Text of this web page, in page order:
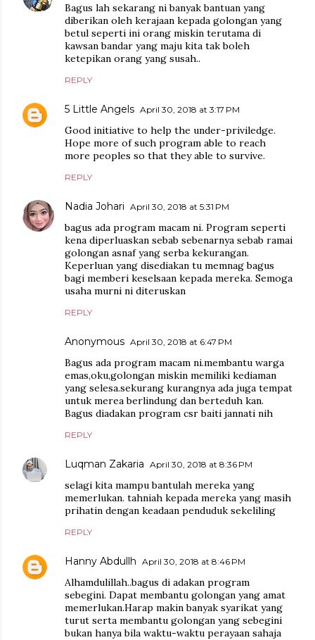
Bagus lah sekarang ni banyak bantuan yang
diberikan oleh kerajaan kepada golongan yang
betul seperti ini orang miskin terutama di
kawsan bandar yang maju kita tak boleh
ketepikan orang yang susah..
REPLY
5 Little Angels April 30, 2018 at 3:17 PM
Good initiative to help the under-priviledge.
Hope more of such program able to reach
more peoples so that they able to survive.
REPLY
Nadia Johari April 30, 2018 at 5:31 PM
bagus ada program macam ni. Program seperti
kena diperluaskan sebab sebenarnya sebab ramai
golongan asnaf yang serba kekurangan.
Keperluan yang disediakan tu memnag bagus
bagi memberi keselsaan kepada mereka. Semoga
usaha murni ni diteruskan
REPLY
Anonymous April 30, 2018 at 6:47 PM
Bagus ada program macam ni.membantu warga
emas,oku,golongan miskin memiliki kediaman
yang selesa.sekurang kurangnya ada juga tempat
untuk merea berlindung dan berteduh kan.
Bagus diadakan program csr baiti jannati nih
REPLY
Luqman Zakaria April 30, 2018 at 8:36 PM
selagi kita mampu bantulah mereka yang
memerlukan. tahniah kepada mereka yang masih
prihatin dengan keadaan penduduk sekeliling
REPLY
Hanny Abdullh April 30, 2018 at 8:46 PM
Alhamdulillah..bagus di adakan program
sebegini. Dapat membantu golongan yang amat
memerlukan.Harap makin banyak syarikat yang
turut serta membantu golongan yang sebegini
bukan hanya bila waktu-waktu perayaan sahaja